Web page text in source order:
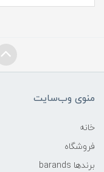
منوی وب‌سایت
خانه
فروشگاه
برندها barands